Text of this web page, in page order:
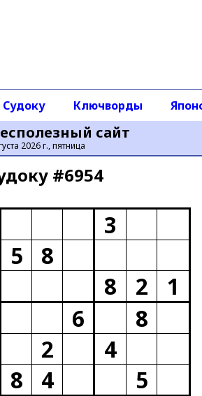
сайт
2026 г., пятница
Судоку Ключворды
#6954
3
5
8
8 2
1
6
8
2
4
8 4
5